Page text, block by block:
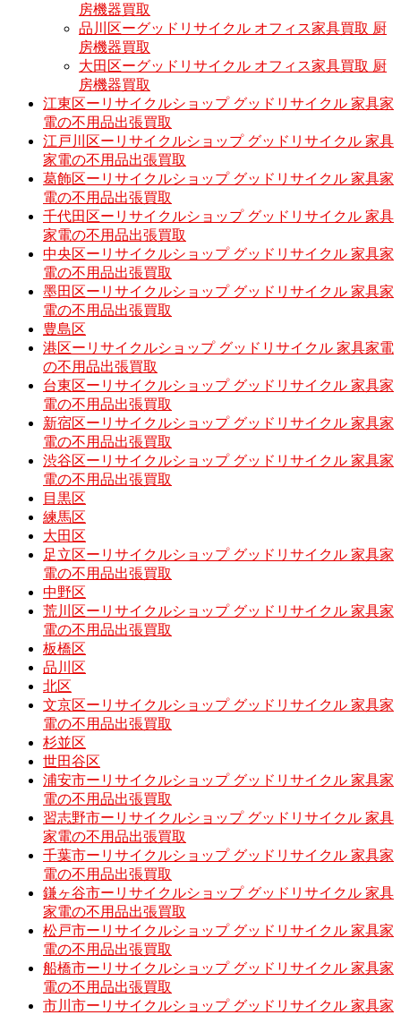
房機器買取
品川区ーグッドリサイクル オフィス家具買取 厨
房機器買取
大田区ーグッドリサイクル オフィス家具買取 厨
房機器買取
江東区ーリサイクルショップ グッドリサイクル 家具家
電の不用品出張買取
江戸川区ーリサイクルショップ グッドリサイクル 家具
家電の不用品出張買取
葛飾区ーリサイクルショップ グッドリサイクル 家具家
電の不用品出張買取
千代田区ーリサイクルショップ グッドリサイクル 家具
家電の不用品出張買取
中央区ーリサイクルショップ グッドリサイクル 家具家
電の不用品出張買取
墨田区ーリサイクルショップ グッドリサイクル 家具家
電の不用品出張買取
豊島区
港区ーリサイクルショップ グッドリサイクル 家具家電
の不用品出張買取
台東区ーリサイクルショップ グッドリサイクル 家具家
電の不用品出張買取
新宿区ーリサイクルショップ グッドリサイクル 家具家
電の不用品出張買取
渋谷区ーリサイクルショップ グッドリサイクル 家具家
電の不用品出張買取
目黒区
練馬区
大田区
足立区ーリサイクルショップ グッドリサイクル 家具家
電の不用品出張買取
中野区
荒川区ーリサイクルショップ グッドリサイクル 家具家
電の不用品出張買取
板橋区
品川区
北区
文京区ーリサイクルショップ グッドリサイクル 家具家
電の不用品出張買取
杉並区
世田谷区
浦安市ーリサイクルショップ グッドリサイクル 家具家
電の不用品出張買取
習志野市ーリサイクルショップ グッドリサイクル 家具
家電の不用品出張買取
千葉市ーリサイクルショップ グッドリサイクル 家具家
電の不用品出張買取
鎌ヶ谷市ーリサイクルショップ グッドリサイクル 家具
家電の不用品出張買取
松戸市ーリサイクルショップ グッドリサイクル 家具家
電の不用品出張買取
船橋市ーリサイクルショップ グッドリサイクル 家具家
電の不用品出張買取
市川市ーリサイクルショップ グッドリサイクル 家具家